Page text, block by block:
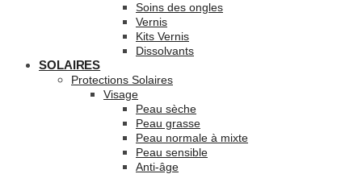
Soins des ongles
Vernis
Kits Vernis
Dissolvants
SOLAIRES
Protections Solaires
Visage
Peau sèche
Peau grasse
Peau normale à mixte
Peau sensible
Anti-âge